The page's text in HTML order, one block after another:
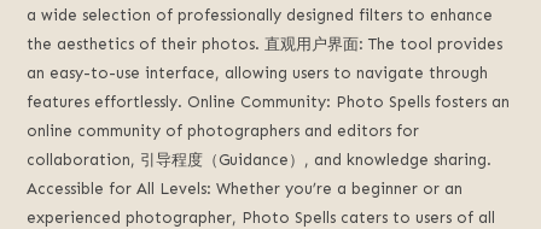
a wide selection of professionally designed filters to enhance
the aesthetics of their photos. 直观用户界面:The tool provides
an easy-to-use interface, allowing users to navigate through
features effortlessly. Online Community: Photo Spells fosters an
online community of photographers and editors for
collaboration, 引导程度（Guidance）, and knowledge sharing.
Accessible for All Levels:Whether you’re a beginner or an
experienced photographer, Photo Spells caters to users of all